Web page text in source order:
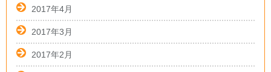
2017年4月
2017年3月
2017年2月